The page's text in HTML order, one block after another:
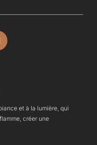
et à la lumière, qui
créer une